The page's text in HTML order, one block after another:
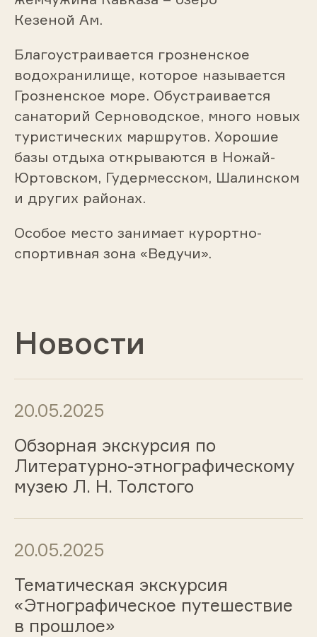
Кезеной Ам.
Благоустраивается грозненское
водохранилище, которое называется
Грозненское море. Обустраивается
санаторий Серноводское, много новых
туристических маршрутов. Хорошие
базы отдыха открываются в Ножай-
Юртовском, Гудермесском, Шалинском
и других районах.
Особое место занимает курортно-
спортивная зона «Ведучи».
Новости
20.05.2025
Обзорная экскурсия по
Литературно-этнографическому
музею Л. Н. Толстого
20.05.2025
Тематическая экскурсия
«Этнографическое путешествие
в прошлое»